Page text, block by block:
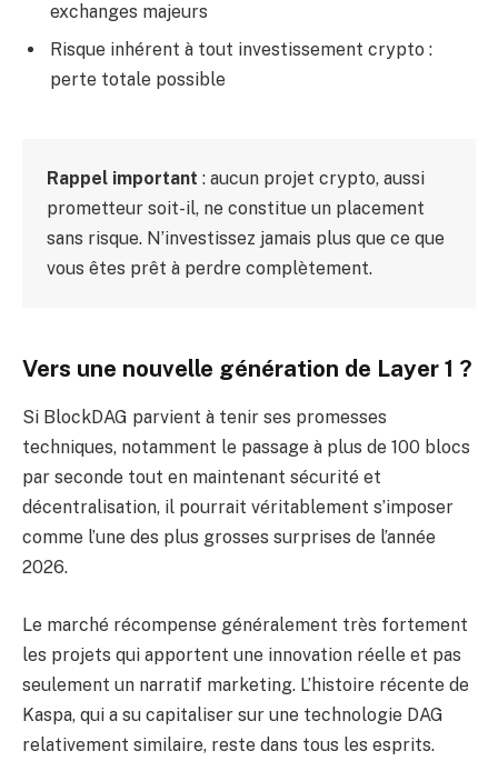
exchanges majeurs
Risque inhérent à tout investissement crypto :
perte totale possible
Rappel important : aucun projet crypto, aussi
prometteur soit-il, ne constitue un placement
sans risque. N’investissez jamais plus que ce que
vous êtes prêt à perdre complètement.
Vers une nouvelle génération de Layer 1 ?
Si BlockDAG parvient à tenir ses promesses
techniques, notamment le passage à plus de 100 blocs
par seconde tout en maintenant sécurité et
décentralisation, il pourrait véritablement s’imposer
comme l’une des plus grosses surprises de l’année
2026.
Le marché récompense généralement très fortement
les projets qui apportent une innovation réelle et pas
seulement un narratif marketing. L’histoire récente de
Kaspa, qui a su capitaliser sur une technologie DAG
relativement similaire, reste dans tous les esprits.